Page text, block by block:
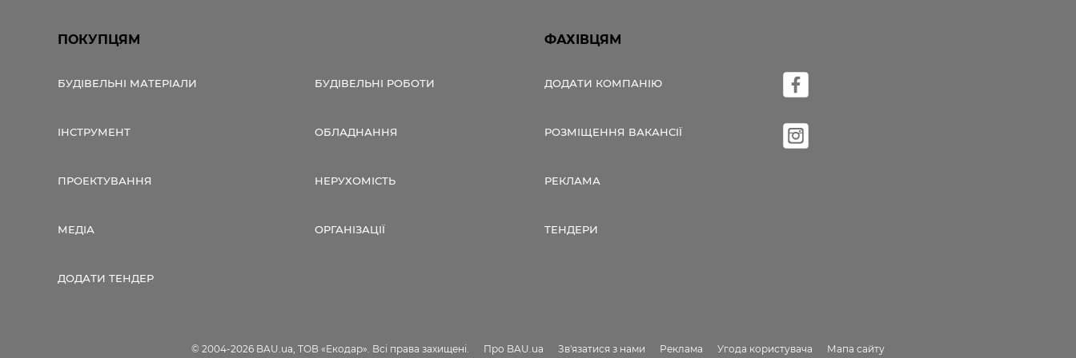
ПОКУПЦЯМ
БУДІВЕЛЬНІ МАТЕРІАЛИ БУДІВЕЛЬНІ РОБОТИ
ІНСТРУМЕНТ ОБЛАДНАННЯ
ПРОЕКТУВАННЯ НЕРУХОМІСТЬ
МЕДІА ОРГАНІЗАЦІЇ
ДОДАТИ ТЕНДЕР
ФАХІВЦЯМ
ДОДАТИ КОМПАНІЮ
РОЗМІЩЕННЯ ВАКАНСІЇ
РЕКЛАМА
ТЕНДЕРИ
© 2004-2026 BAU.ua, ТОВ «Екодар». Всі права захищені. Про BAU.ua Зв'язатися з нами Реклама Угода користувача Мапа сайту